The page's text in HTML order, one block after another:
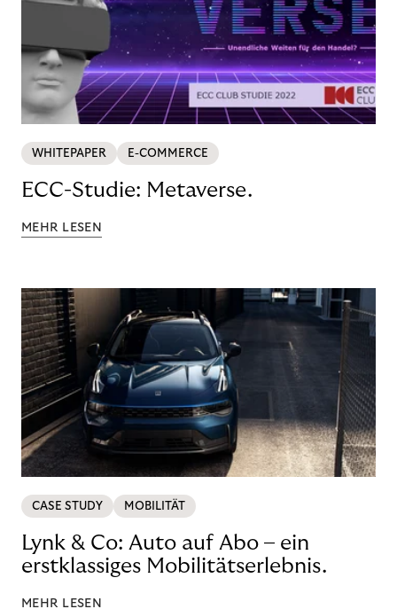
WHITEPAPER E-COMMERCE
ECC-Studie: Metaverse.
MEHR LESEN
CASE STUDY MOBILITÄT
Lynk & Co: Auto auf Abo – ein
erstklassiges Mobilitätserlebnis.
MEHR LESEN